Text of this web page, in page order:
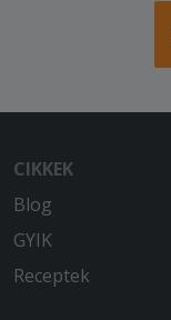
CIKKEK
Blog
GYIK
Receptek